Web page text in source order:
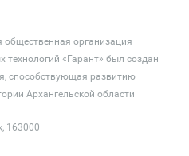
общественная организация
технологий «Гарант» был создан
способствующая развитию
Архангельской области
163000